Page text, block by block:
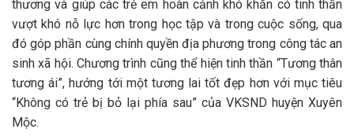
thương và giúp các trẻ em hoàn cảnh khó khăn có tinh thần
vượt khó nỗ lực hơn trong học tập và trong cuộc sống, qua
đó góp phần cùng chính quyền địa phương trong công tác an
sinh xã hội. Chương trình cũng thể hiện tinh thần “Tương thân
tương ái”, hướng tới một tương lai tốt đẹp hơn với mục tiêu
“Không có trẻ bị bỏ lại phía sau” của VKSND huyện Xuyên
Mộc.